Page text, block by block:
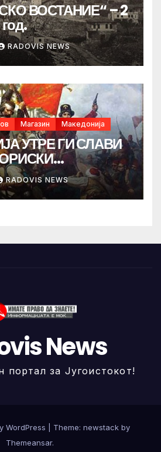
ВОСТАНИЕ“ – 2
RADOVIS NEWS
Магазин Македонија
УТРЕ ГИ СЛАВИ
RADOVIS NEWS
News
портал за Југоистокот!
WordPress
Theme: newstack by
Themeansar.